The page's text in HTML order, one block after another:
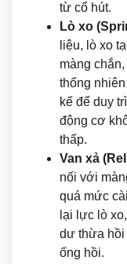
từ cổ hút.
Lò xo
liệu, lò xo
màng
thống
kế để duy
động cơ
thấp.
Van xả
nối với
quá mức
lại lực lò
dư thừa hồi
ống hồi.